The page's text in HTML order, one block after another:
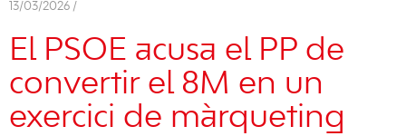
13/03/2026 /
El PSOE acusa el PP de
convertir el 8M en un
exercici de màrqueting